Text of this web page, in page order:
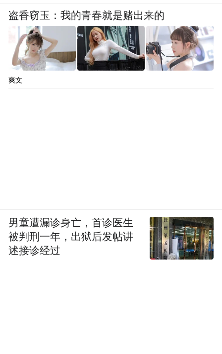
盗香窃玉：我的青春就是赌出来的
爽文
男童遭漏诊身亡，首诊医生
被判刑一年，出狱后发帖讲
述接诊经过